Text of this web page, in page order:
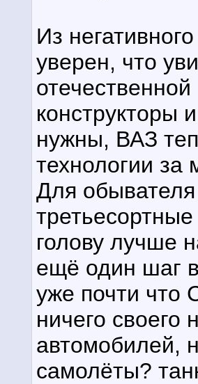
Из
уверен, что
конструкторы
нужны, ВАЗ
технологии
Для
голову лучше
ещё один шаг
уже почти что
ничего своего
автомобилей,
самолёты?